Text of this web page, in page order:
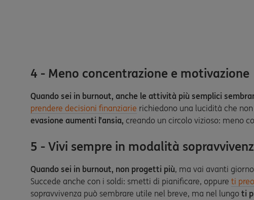
4 - Meno concentrazione e motivazione
Quando sei in burnout, anche le attività più semplici
prendere decisioni finanziarie richiedono una lucidità che
evasione aumenti l’ansia, creando un circolo vizioso: meno
5 - Vivi sempre in modalità
Quando sei in burnout, non progetti più, ma vai avanti
Succede anche con i soldi: smetti di pianificare, oppure ti
sopravvivenza può sembrare utile nel breve, ma nel lungo ti